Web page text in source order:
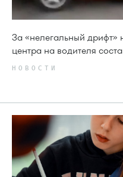
За «нелегальный дрифт»
центра на водителя
НОВОСТИ